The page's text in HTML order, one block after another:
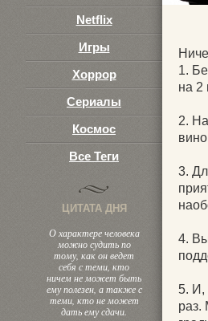
Netflix
Игры
Хоррор
Сериалы
Космос
Все Теги
ЦИТАТА ДНЯ
О характере человека
можно судить по
тому, как он ведет
себя с теми, кто
ничем не может быть
ему полезен, а также с
теми, кто не может
дать ему сдачи.
1.
на 2
2.
3.
4.
5. И,
раз.